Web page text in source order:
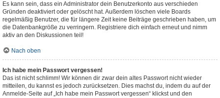
Es kann sein, dass ein Administrator dein Benutzerkonto aus verschieden
Gründen deaktiviert oder gelöscht hat. Außerdem löschen viele Boards
regelmäßig Benutzer, die für längere Zeit keine Beiträge geschrieben haben, um
die Datenbankgröße zu verringern. Registriere dich einfach erneut und nimm
aktiv an den Diskussionen teil!
Nach oben
Ich habe mein Passwort vergessen!
Das ist nicht schlimm! Wir können dir zwar dein altes Passwort nicht wieder
mitteilen, du kannst es jedoch zurücksetzen. Dies machst du, indem du auf der
Anmelde-Seite auf „Ich habe mein Passwort vergessen“ klickst und den